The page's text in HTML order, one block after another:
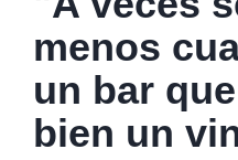
menos
un bar
bien un